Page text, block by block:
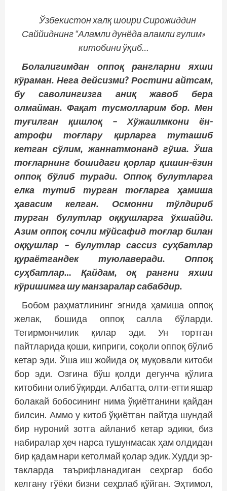
Ўзбекистон халқ шоири Сирожиддин
Саййиднинг “Аламли дунёда аламли гулим»
китобини ўқиб…
Болалигимдан оппоқ рангларни яхши
кўраман. Нега дейсизми? Ростини айтсам,
бу саволингизга аниқ жавоб бера
олмайман. Фақат тусмолларим бор. Мен
туғилган қишлоқ – Хўжаилмкони ён-
атрофи тоғлару қирларга туташиб
кетган сўлим, жаннатмонанд гўша. Ўша
тоғларнинг бошидаги қорлар қишин-­ёзин
оппоқ бўлиб туради. Оппоқ булутларга
елка тутиб турган тоғларга ҳамиша
ҳавасим келган. Осмонни тўлдириб
турган булутлар оққушларга ўхшайди.
Азим оппоқ сочли мўйсафид тоғлар билан
оққушлар – булутлар сассиз суҳбатлар
қураётгандек туюлаверади. Оппоқ
суҳбатлар… Қайдам, оқ рангни яхши
кўришимга шу манзаралар сабабдир.
Бобом раҳматлининг эгнида ҳамиша оппоқ
желак, бошида оппоқ салла бўларди.
Тегирмончилик қилар эди. Ун тортган
пайтларида қоши, киприги, соқоли оппоқ бўлиб
кетар эди. Ўша иш жойида оқ муқовали китоби
бор эди. Озгина бўш қолди дегунча қўлига
китобини олиб ўқирди. Албатта, олти-етти яшар
болакай бобосининг нима ўқиётганини қайдан
билсин. Аммо у китоб ўқиётган пайтда шундай
бир нуроний зотга айланиб кетар эдики, биз
набиралар ҳеч нарса тушунмасак ҳам олдидан
бир қадам нари кетолмай қолар эдик. Худди эр­
такларда таърифланадиган сеҳргар бобо
келгану гўёки бизни сеҳрлаб қўйган. Эҳтимол,